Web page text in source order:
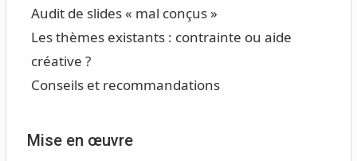
Audit de slides « mal conçus »
Les thèmes existants : contrainte ou aide
créative ?
Conseils et recommandations
Mise en œuvre